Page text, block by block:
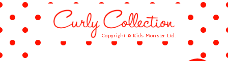
Copyright © Kids Monster Ltd.